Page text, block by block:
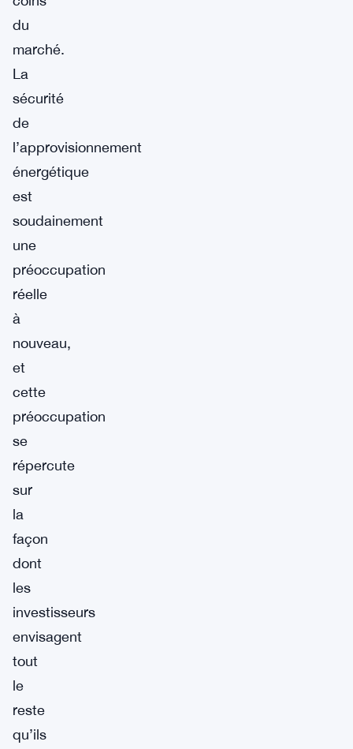
du
marché.
La
sécurité
de
l’approvisionnement
énergétique
est
soudainement
une
préoccupation
réelle
à
nouveau,
et
cette
préoccupation
se
répercute
sur
la
façon
dont
les
investisseurs
envisagent
tout
le
reste
qu’ils